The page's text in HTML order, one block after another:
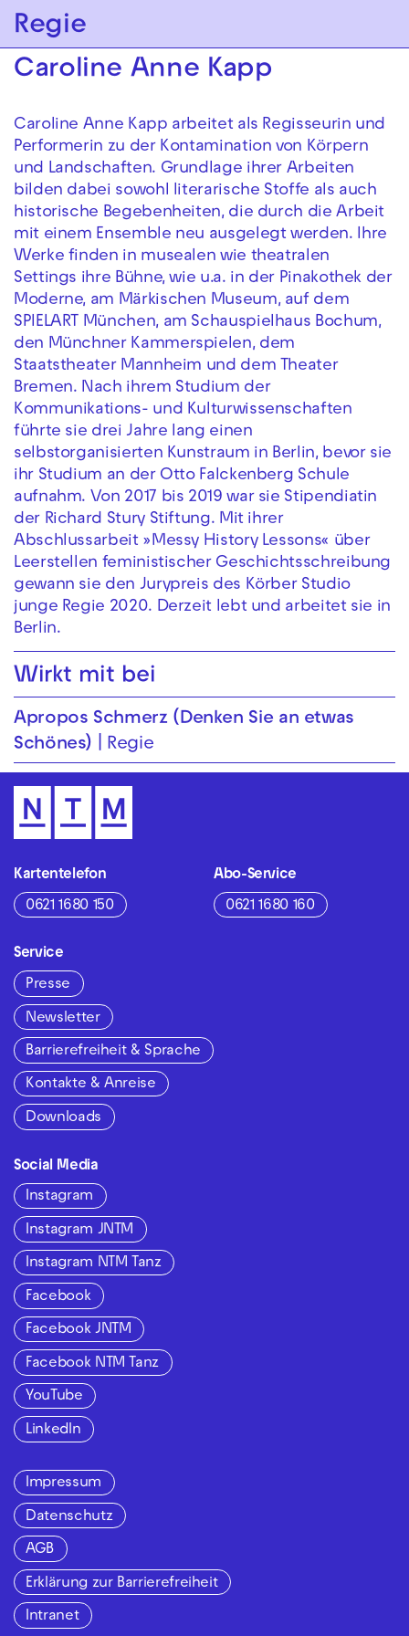
Zur Hauptnavigation springen
Zum Hauptinhalt springen Zum Footer springen
Regie
Caroline Anne Kapp
Caroline Anne Kapp arbeitet als Regisseurin und
Performerin zu der Kontamination von Körpern
und Landschaften. Grundlage ihrer Arbeiten
bilden dabei sowohl literarische Stoffe als auch
historische Begebenheiten, die durch die Arbeit
mit einem Ensemble neu ausgelegt werden. Ihre
Werke finden in musealen wie theatralen
Settings ihre Bühne, wie u.a. in der Pinakothek der
Moderne, am Märkischen Museum, auf dem
SPIELART München, am Schauspielhaus Bochum,
den Münchner Kammerspielen, dem
Staatstheater Mannheim und dem Theater
Bremen. Nach ihrem Studium der
Kommunikations- und Kulturwissenschaften
führte sie drei Jahre lang einen
selbstorganisierten Kunstraum in Berlin, bevor sie
ihr Studium an der Otto Falckenberg Schule
aufnahm. Von 2017 bis 2019 war sie Stipendiatin
der Richard Stury Stiftung. Mit ihrer
Abschlussarbeit »Messy History Lessons« über
Leerstellen feministischer Geschichtsschreibung
gewann sie den Jurypreis des Körber Studio
junge Regie 2020. Derzeit lebt und arbeitet sie in
Berlin.
Wirkt mit bei
Apropos Schmerz (Denken Sie an etwas
Schönes)
Regie
Kartentelefon
0621 1680 150
Abo-Service
0621 1680 160
Service
Presse
Newsletter
Barrierefreiheit & Sprache
Kontakte & Anreise
Downloads
Social Media
Instagram
Instagram JNTM
Instagram NTM Tanz
Facebook
Facebook JNTM
Facebook NTM Tanz
YouTube
LinkedIn
Impressum
Datenschutz
AGB
Erklärung zur Barrierefreiheit
Intranet